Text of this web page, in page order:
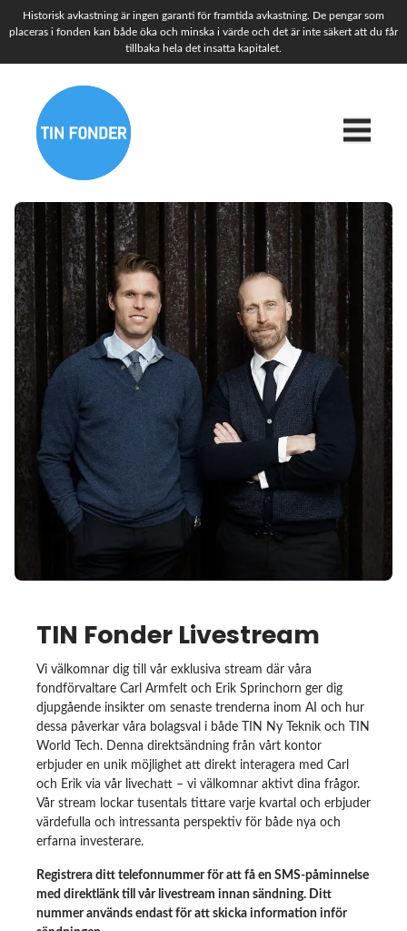
Historisk avkastning är ingen garanti för framtida avkastning. De pengar som
placeras i fonden kan både öka och minska i värde och det är inte säkert att du får
tillbaka hela det insatta kapitalet.
TIN Fonder Livestream
Vi välkomnar dig till vår exklusiva stream där våra
fondförvaltare Carl Armfelt och Erik Sprinchorn ger dig
djupgående insikter om senaste trenderna inom AI och hur
dessa påverkar våra bolagsval i både TIN Ny Teknik och TIN
World Tech. Denna direktsändning från vårt kontor
erbjuder en unik möjlighet att direkt interagera med Carl
och Erik via vår livechatt – vi välkomnar aktivt dina frågor.
Vår stream lockar tusentals tittare varje kvartal och erbjuder
värdefulla och intressanta perspektiv för både nya och
erfarna investerare.
Registrera ditt telefonnummer för att få en SMS-påminnelse
med direktlänk till vår livestream innan sändning. Ditt
nummer används endast för att skicka information inför